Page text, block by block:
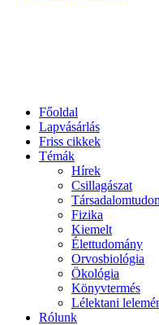
Főoldal
Lapvásárlás
Friss cikkek
Témák
Hírek
Csillagászat
Fizika
Kiemelt
Élettudomány
Orvosbiológia
Ökológia
Könyvtermés
Lélektani
Rólunk